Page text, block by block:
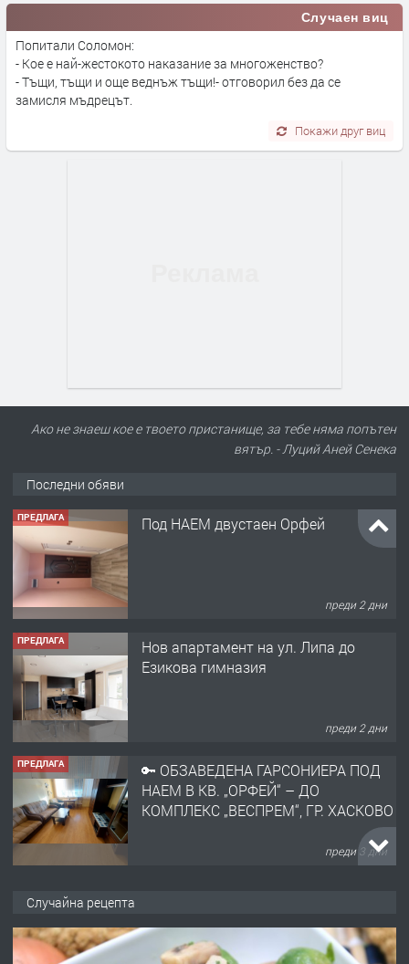
Случаен виц
Попитали Соломон:
- Кое е най-жестокото наказание за многоженство?
- Тъщи, тъщи и още веднъж тъщи!- отговорил без да се
замисля мъдрецът.
Покажи друг виц
Ако не знаеш кое е твоето пристанище, за тебе няма попътен
вятър. - Луций Аней Сенека
Последни обяви
ПРЕДЛАГА Под НАЕМ двустаен Орфей
преди 2 дни
ПРЕДЛАГА
Нов апартамент на ул. Липа до
Езикова гимназия
преди 2 дни
ПРЕДЛАГА
🔑 ОБЗАВЕДЕНА ГАРСОНИЕРА ПОД
НАЕМ В КВ. „ОРФЕЙ“ – ДО
КОМПЛЕКС „ВЕСПРЕМ“, ГР. ХАСКОВО
преди 3 дни
АПАРТАМЕНТ В ЦЕНТЪРА НА ГР.
ХАСКОВО
Случайна рецепта